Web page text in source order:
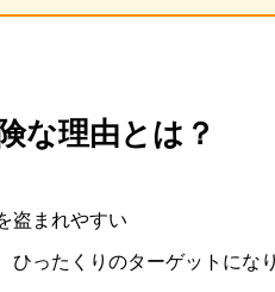
な理由とは？
盗まれやすい
ひったくりのターゲットにな